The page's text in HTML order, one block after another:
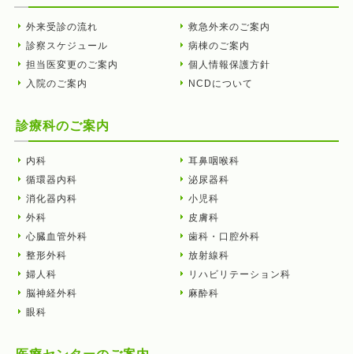
外来受診の流れ
診察スケジュール
担当医変更のご案内
入院のご案内
救急外来のご案内
病棟のご案内
個人情報保護方針
NCDについて
診療科のご案内
内科
循環器内科
消化器内科
外科
心臓血管外科
整形外科
婦人科
脳神経外科
眼科
耳鼻咽喉科
泌尿器科
小児科
皮膚科
歯科・口腔外科
放射線科
リハビリテーション科
麻酔科